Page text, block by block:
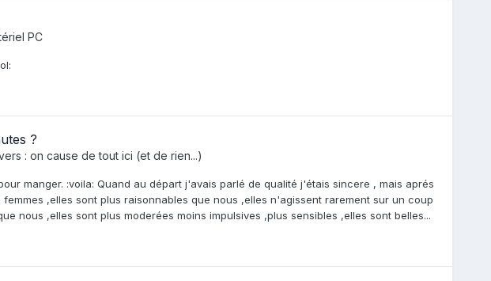
PC
?
: on cause de tout ici (et de rien...)
manger. :voila: Quand au départ j'avais parlé de qualité j'étais sincere , mais aprés
,elles sont plus raisonnables que nous ,elles n'agissent rarement sur un coup
nous ,elles sont plus moderées moins impulsives ,plus sensibles ,elles sont belles...